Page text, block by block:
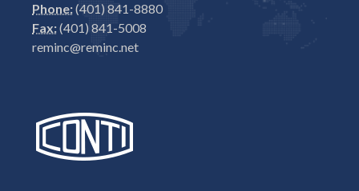
Phone:(401) 841-8880
Fax:(401) 841-5008
reminc@reminc.net